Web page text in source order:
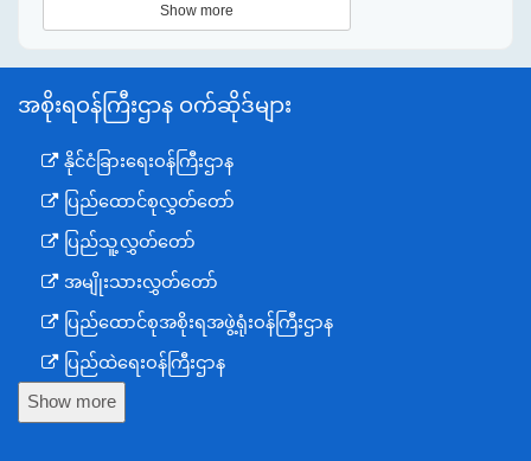
Show more
အစိုးရဝန်ကြီးဌာန ဝက်ဆိုဒ်များ
နိုင်ငံခြားရေးဝန်ကြီးဌာန
ပြည်ထောင်စုလွှတ်တော်
ပြည်သူ့လွှတ်တော်
အမျိုးသားလွှတ်တော်
ပြည်ထောင်စုအစိုးရအဖွဲ့ရုံးဝန်ကြီးဌာန
ပြည်ထဲရေးဝန်ကြီးဌာန
ကာကွယ်ရေးဝန်ကြီးဌာန
Show more